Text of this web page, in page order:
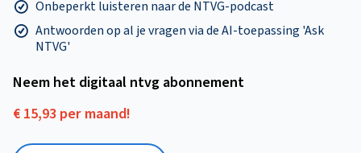
Onbeperkt luisteren naar de NTVG-podcast
Antwoorden op al je vragen via de AI-toepassing 'Ask
NTVG'
Neem het digitaal ntvg abonnement
€ 15,93 per maand!